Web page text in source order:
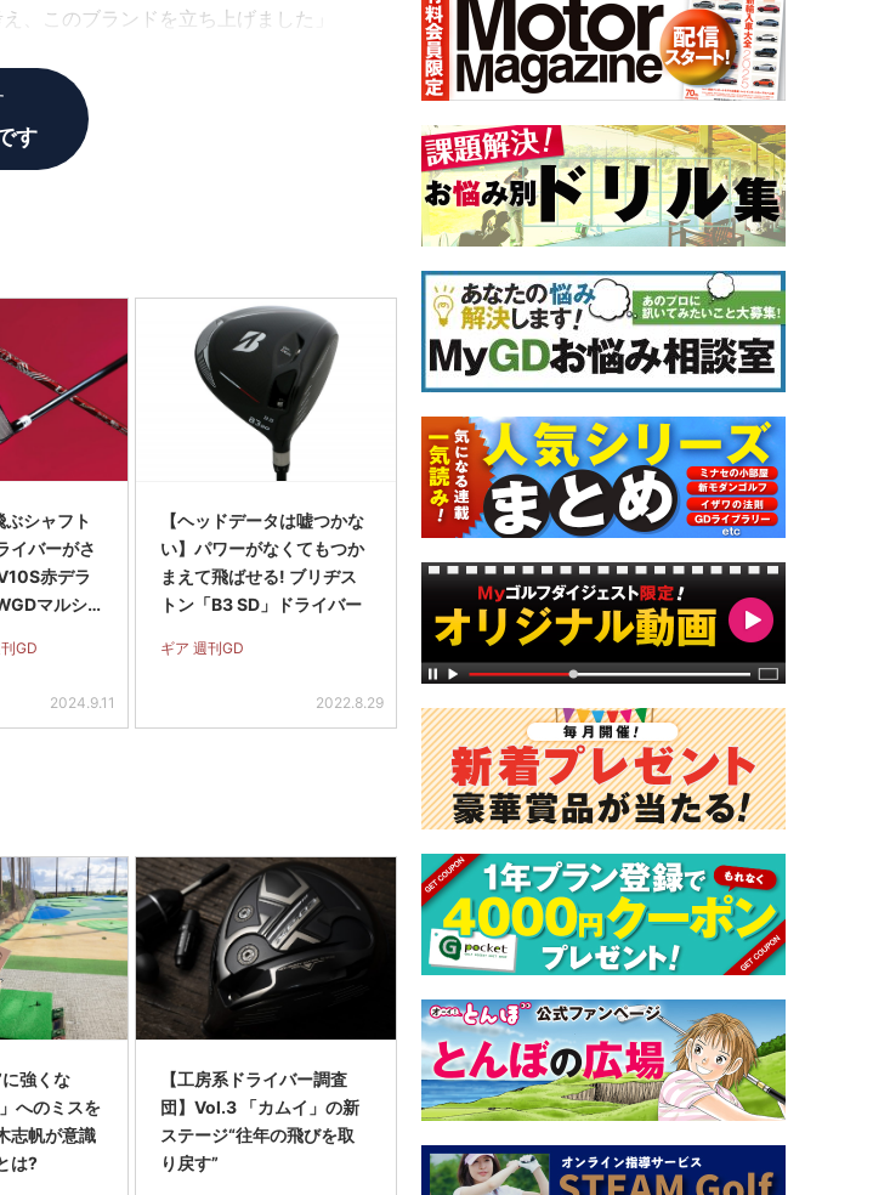
、このブランドを立ち上げました」
す
シャフト
イバーがさ
赤デラ
マルシ
GD
2024.9.11
【ヘッドデータは嘘つかな
い】パワーがなくてもつか
まえて飛ばせる! ブリヂス
トン「B3 SD」ドライバー
ギア 週刊GD
2022.8.29
に強くな
へのミスを
志帆が意識
は?
【工房系ドライバー調査
団】Vol.3 「カムイ」の新
ステージ“往年の飛びを取
り戻す”